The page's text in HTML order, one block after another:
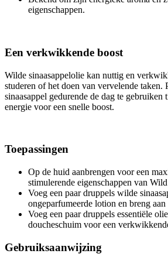
eigenschappen.
Een verkwikkende boost
Wilde sinaasappelolie kan nuttig en
studeren of het doen van vervelende taken.
sinaasappel gedurende de dag te gebruiken
energie voor een snelle boost.
Toepassingen
Op de huid aanbrengen voor een
stimulerende eigenschappen van
Voeg een paar druppels wilde
ongeparfumeerde lotion en breng
Voeg een paar druppels essentiële
doucheschuim voor een
Gebruiksaanwijzing